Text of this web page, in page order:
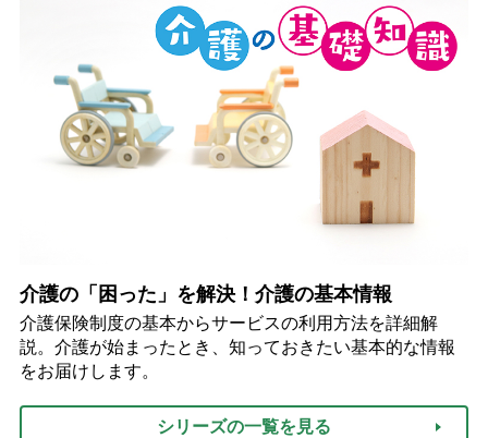
介護の「困った」を解決！介護の基本情報
介護保険制度の基本からサービスの利用方法を詳細解
説。介護が始まったとき、知っておきたい基本的な情報
をお届けします。
シリーズの一覧を見る